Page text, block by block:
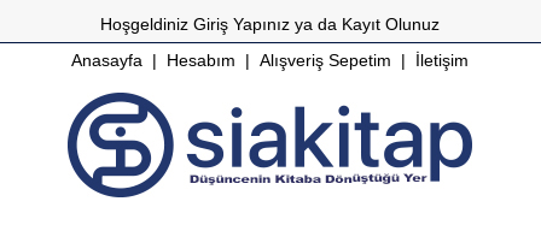
HoşgeldinizGiriş Yapınız ya da Kayıt Olunuz
Anasayfa | Hesabım |Alışveriş Sepetim | İletişim